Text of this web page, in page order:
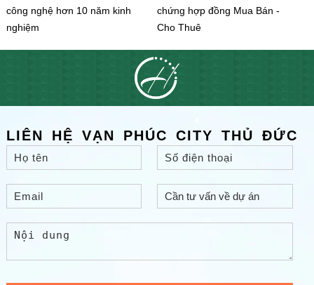
công nghệ hơn 10 năm kinh
nghiệm
chứng hợp đồng Mua Bán -
Cho Thuê
LIÊN HỆ VẠN PHÚC CITY THỦ ĐỨC